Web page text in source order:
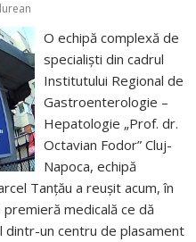
O echipă complexă de
specialiști din cadrul
Institutului Regional de
Gastroenterologie –
Hepatologie „Prof. dr.
Octavian Fodor” Cluj-
Napoca, echipă
Tanțău a reușit acum, în
medicală ce dă
dintr-un centru de plasament